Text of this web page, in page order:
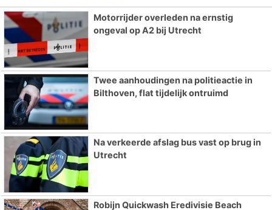
Motorrijder overleden na ernstig
ongeval op A2 bij Utrecht
Twee aanhoudingen na politieactie in
Bilthoven, flat tijdelijk ontruimd
Na verkeerde afslag bus vast op brug in
Utrecht
Robijn Quickwash Eredivisie Beach